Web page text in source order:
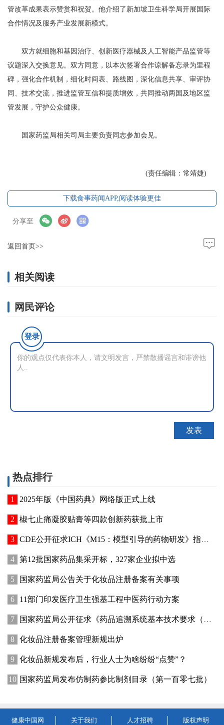
管改革成果表示赞赏和祝贺。他介绍了新加坡卫生科学局开展国际
合作情况及服务产业发展新模式。
双方就细胞和基因治疗、创新医疗器械及人工智能产品监管等
议题深入交换意见。双方同意，以本次签署合作谅解备忘录为里程
碑，强化合作机制，细化时间表、路线图，深化信息共享、审评协
同、技术交流，推进监管互信和提质增效，共同推动两国及地区监
管发展，守护公众健康。
国家药监局相关司局主要负责同志参加会见。
(责任编辑：常靖婕)
下载食事药闻APP,阅读体验更佳
分享至
返回首页>>
相关阅读
网民评论
登录
热点排行
2025年版《中国药典》网络版正式上线
椒七止痛凝胶贴膏等四款创新药获批上市
CDE公开征求ICH《M15：模型引导的药物研发》指导原则实施建议和中文翻译稿意见
第12批国家药品集采开标，327家企业拟中选
国家药监局公告关于化妆品注册备案有关事项
11部门印发医疗卫生强基工程中医药行动方案
国家药监局公开征求《药品追溯系统基本技术要求（修订征求意见稿）》意见
化妆品注册备案管理新规出炉
化妆品新规发布后，行业人士为啥纷纷“点赞”？
国家药监局发布仿制药参比制剂目录（第一百零七批）
健康中国网 关于我们 人才招聘 版权声明